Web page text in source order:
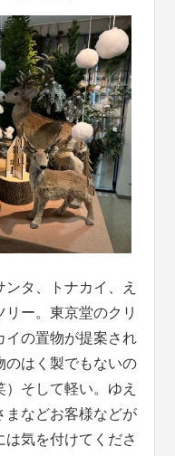
タ、トナカイ、え
ー。東京堂のクリ
イの置物が提案され
のはく製でもないの
そして軽い。ゆえ
まなどお客様などが
気を付けてくださ